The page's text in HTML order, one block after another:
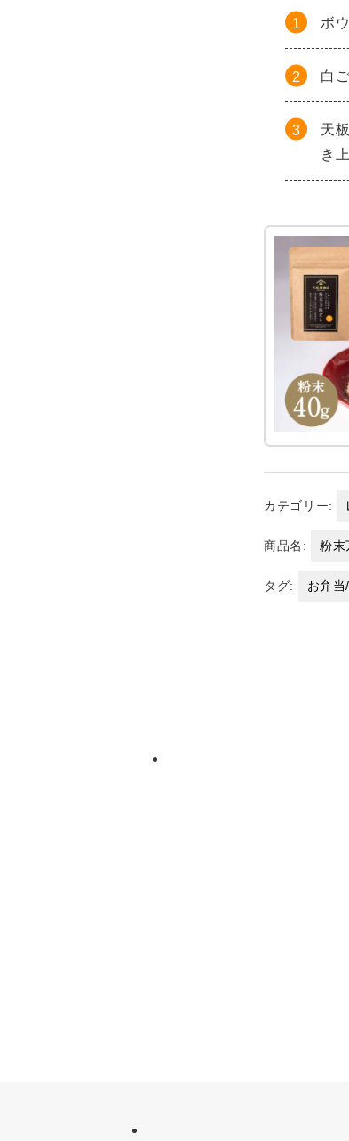
ボ
白
天
き
カテゴリー:
商品名: 粉末
タグ: お弁